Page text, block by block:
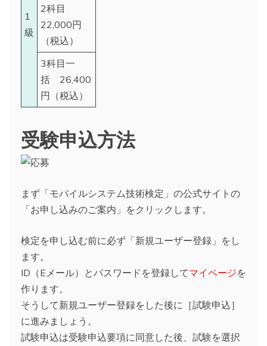
1
級
2科目
22,000円
（税込）
3科目一
括 26,400
円（税込）
受験申込方法
まず「モバイルシステム技術検定」の公式サイトの
「お申し込みのご案内」をクリックします。
検定を申し込む前に必ず「新規ユーザー登録」をし
ます。
ID（Eメール）とパスワードを登録してマイページを
作ります。
そうして新規ユーザー登録をした後に［試験申込］
に進みましょう。
試験申込は受験申込要項に同意した後、試験を選択